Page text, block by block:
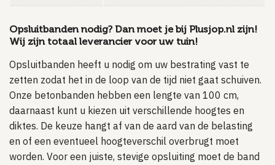
Opsluitbanden nodig? Dan moet je bij Plusjop.nl zijn!
Wij zijn totaal leverancier voor uw tuin!
Opsluitbanden heeft u nodig om uw bestrating vast te
zetten zodat het in de loop van de tijd niet gaat schuiven.
Onze betonbanden hebben een lengte van 100 cm,
daarnaast kunt u kiezen uit verschillende hoogtes en
diktes. De keuze hangt af van de aard van de belasting
en of een eventueel hoogteverschil overbrugt moet
worden. Voor een juiste, stevige opsluiting moet de band